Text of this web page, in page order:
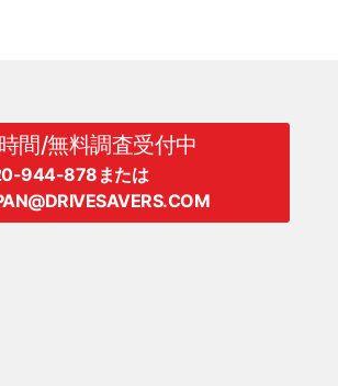
間/無料調査受付中
944-878または